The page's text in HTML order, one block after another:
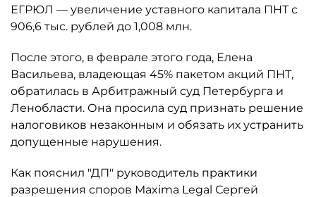
ЕГРЮЛ — увеличение уставного капитала ПНТ с
906,6 тыс. рублей до 1,008 млн.
После этого, в феврале этого года, Елена
Васильева, владеющая 45% пакетом акций ПНТ,
обратилась в Арбитражный суд Петербурга и
Ленобласти. Она просила суд признать решение
налоговиков незаконным и обязать их устранить
допущенные нарушения.
Как пояснил "ДП" руководитель практики
разрешения споров Maxima Legal Сергей